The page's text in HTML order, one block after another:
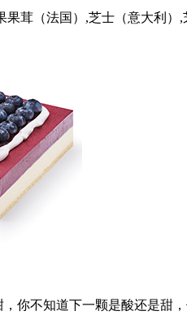
果茸（法国）,芝士（意大利）
你不知道下一颗是酸还是甜